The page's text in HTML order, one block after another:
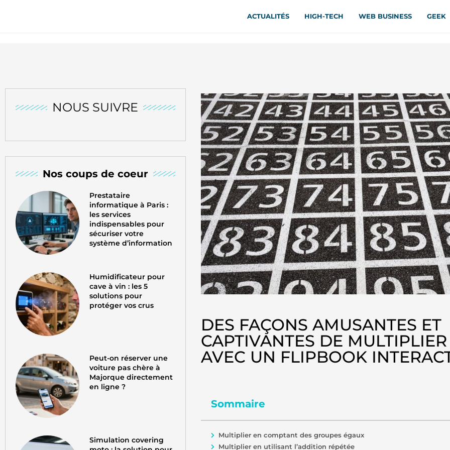
ACTUALITÉS HIGH-TECH WEB BUSINESS GEEK
NOUS SUIVRE
Nos coups de coeur
Prestataire
informatique à Paris :
les services
indispensables pour
sécuriser votre
système d’information
Humidificateur pour
cave à vin : les 5
solutions pour
protéger vos crus
Peut-on réserver une
voiture pas chère à
Majorque directement
en ligne ?
Simulation covering
DES FAÇONS AMUSANTES ET
CAPTIVANTES DE MULTIPLIER
AVEC UN FLIPBOOK
Sommaire
Multiplier en comptant des groupes égaux
Multiplier en utilisant l’addition répétée